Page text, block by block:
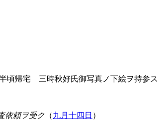
帰宅 三時秋好氏御写真ノ下絵ヲ持参
依頼ヲ受ク （九月十四日 ）